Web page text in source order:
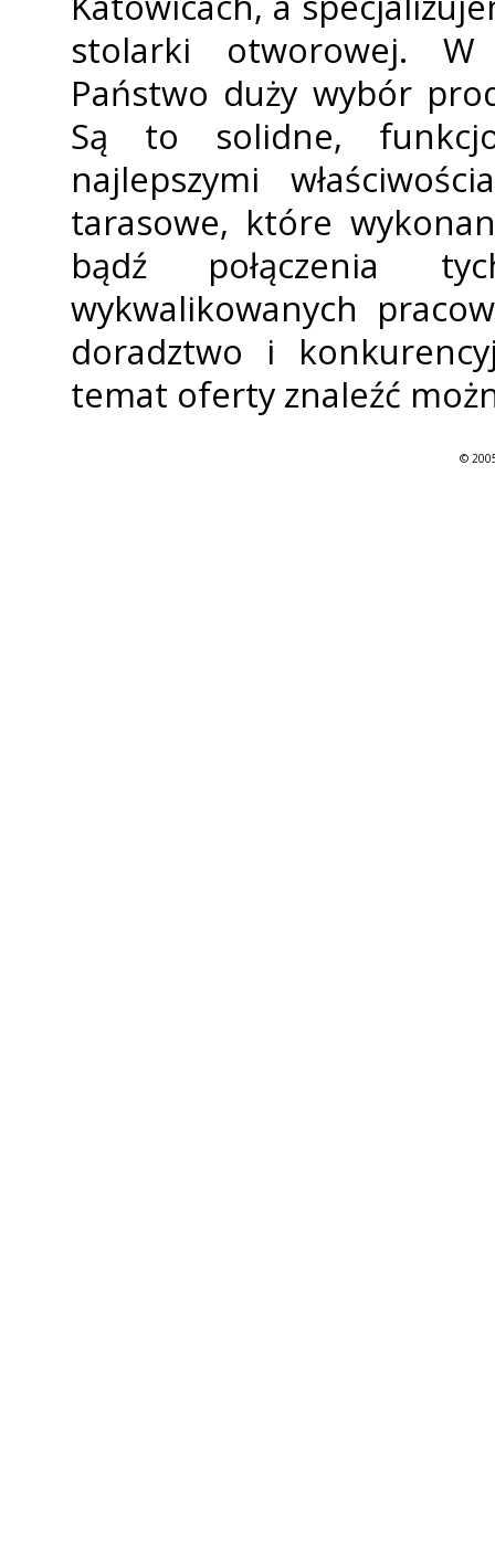
stolarki otworowej. W
Państwo duży wybór
Są to solidne,
najlepszymi
tarasowe, które
bądź połączenia
wykwalifikowanych
doradztwo i
temat oferty znaleźć
©